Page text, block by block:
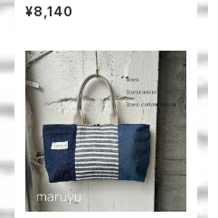
＿maruyu
¥8,140